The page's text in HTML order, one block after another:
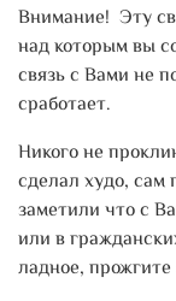
Внимание! Эту
над которым вы
связь с Вами не
сработает.
Никого не
сделал худо,
заметили что с
или в
ладное, прожгите